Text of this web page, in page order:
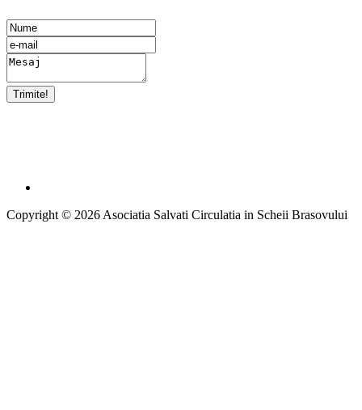
Copyright © 2026 Asociatia Salvati Circulatia in Scheii Brasovului